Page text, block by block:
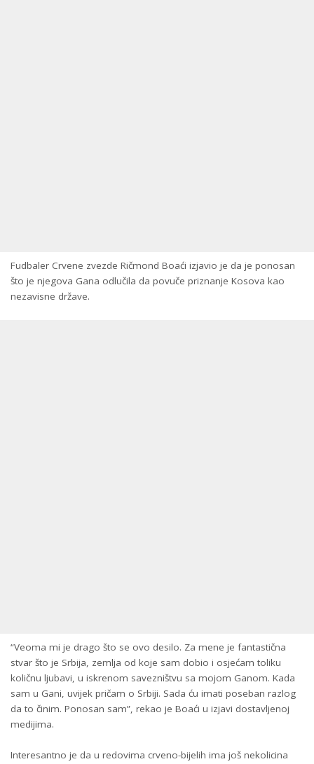
Fudbaler Crvene zvezde Ričmond Boaći izjavio je da je ponosan
što je njegova Gana odlučila da povuče priznanje Kosova kao
nezavisne države.
“Veoma mi je drago što se ovo desilo. Za mene je fantastična
stvar što je Srbija, zemlja od koje sam dobio i osjećam toliku
količnu ljubavi, u iskrenom savezništvu sa mojom Ganom. Kada
sam u Gani, uvijek pričam o Srbiji. Sada ću imati poseban razlog
da to činim. Ponosan sam”, rekao je Boaći u izjavi dostavljenoj
medijima.
Interesantno je da u redovima crveno-bijelih ima još nekolicina